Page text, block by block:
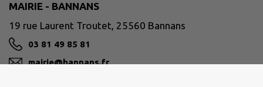
MAIRIE - BANNANS
19 rue Laurent Troutet, 25560 Bannans
03 81 49 85 81
mairie@bannans.fr